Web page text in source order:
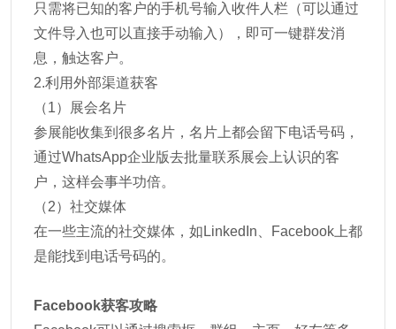
只需将已知的客户的手机号输入收件人栏（可以通过
文件导入也可以直接手动输入），即可一键群发消
息，触达客户。
2.利用外部渠道获客
（1）展会名片
参展能收集到很多名片，名片上都会留下电话号码，
通过WhatsApp企业版去批量联系展会上认识的客
户，这样会事半功倍。
（2）社交媒体
在一些主流的社交媒体，如LinkedIn、Facebook上都
是能找到电话号码的。
Facebook获客攻略